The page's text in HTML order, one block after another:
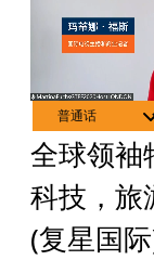
Channels
全球领袖
科技，旅
(复星国